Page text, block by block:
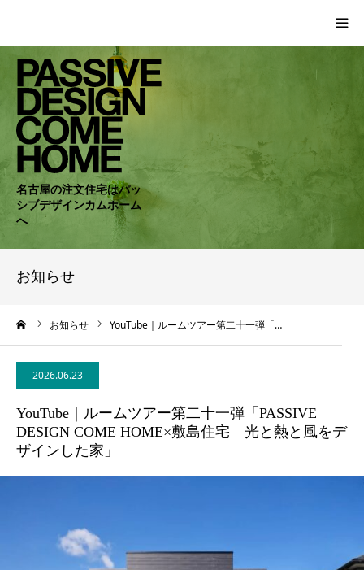
名古屋の注文住宅はパッ
シブデザインカムホーム
へ
お知らせ
お知らせ YouTube｜ルームツアー第二十一弾「…
2026.06.23
YouTube｜ルームツアー第二十一弾「PASSIVE
DESIGN COME HOME×敷島住宅 光と熱と風をデ
ザインした家」
HOME
WORKS
COMPANY
CONCEPT
NEWS
BLOG
CONTACT